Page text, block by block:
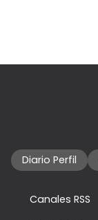
Diario Perfil
Canales RSS